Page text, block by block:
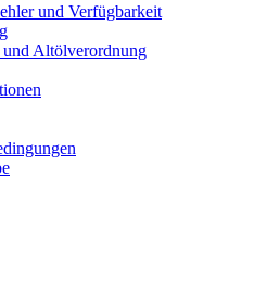
und Verfügbarkeit
und Altölverordnung